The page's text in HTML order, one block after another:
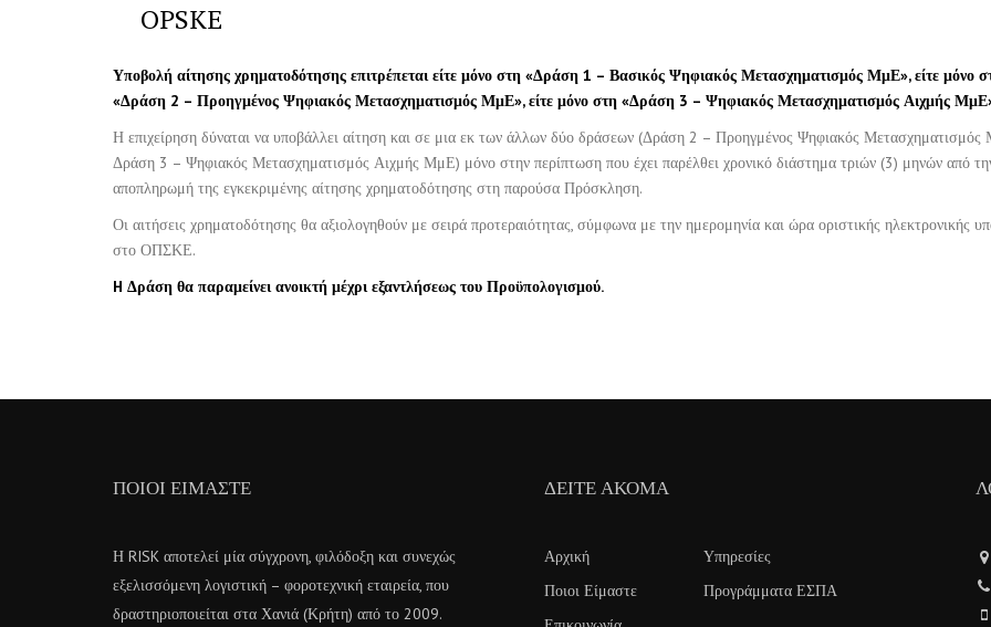
OPSKE
Υποβολή αίτησης χρηματοδότησης επιτρέπεται είτε μόνο στη «Δράση 1 – Βασικός Ψηφιακός Μετασχηματισμός ΜμΕ», είτε μόνο
«Δράση 2 – Προηγμένος Ψηφιακός Μετασχηματισμός ΜμΕ», είτε μόνο στη «Δράση 3 – Ψηφιακός Μετασχηματισμός Αιχμής
Η επιχείρηση δύναται να υποβάλλει αίτηση και σε μια εκ των άλλων δύο δράσεων (Δράση 2 – Προηγμένος Ψηφιακός
Δράση 3 – Ψηφιακός Μετασχηματισμός Αιχμής ΜμΕ) μόνο στην περίπτωση που έχει παρέλθει χρονικό διάστημα τριών (3) μηνών από
αποπληρωμή της εγκεκριμένης αίτησης χρηματοδότησης στη παρούσα Πρόσκληση.
Οι αιτήσεις χρηματοδότησης θα αξιολογηθούν με σειρά προτεραιότητας, σύμφωνα με την ημερομηνία και ώρα οριστικής ηλεκτρονικής
στο ΟΠΣΚΕ.
H Δράση θα παραμείνει ανοικτή μέχρι εξαντλήσεως του Προϋπολογισμού.
ΠΟΙΟΙ ΕΊΜΑΣΤΕ
Η RISK αποτελεί μία σύγχρονη, φιλόδοξη και συνεχώς
εξελισσόμενη λογιστική – φοροτεχνική εταιρεία, που
δραστηριοποιείται στα Χανιά (Κρήτη) από το 2009.
ΔΕΊΤΕ ΑΚΌΜΑ
Αρχική
Υπηρεσίες
Ποιοι Είμαστε
Προγράμματα ΕΣΠΑ